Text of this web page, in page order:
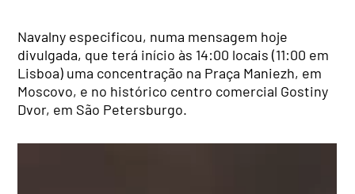
Navalny especificou, numa mensagem hoje
divulgada, que terá início às 14:00 locais (11:00 em
Lisboa) uma concentração na Praça Maniezh, em
Moscovo, e no histórico centro comercial Gostiny
Dvor, em São Petersburgo.